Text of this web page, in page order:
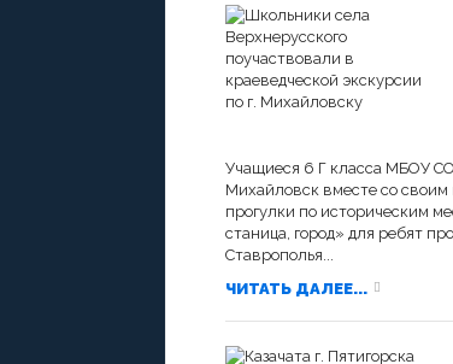
Учащиеся 6 Г класса МБОУ
Михайловск вместе со
прогулки по историческим
станица, город» для ребят
Ставрополья...
ЧИТАТЬ ДАЛЕЕ...